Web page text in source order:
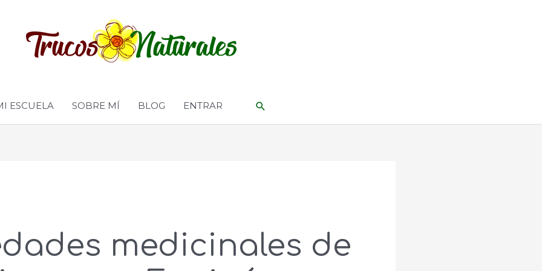
ESCUELA SOBRE MÍ BLOG ENTRAR
medicinales de